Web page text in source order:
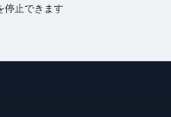
停止できます